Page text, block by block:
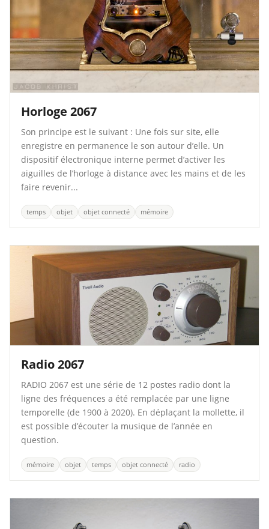
Horloge 2067
Son principe est le suivant : Une fois sur site, elle
enregistre en permanence le son autour d’elle. Un
dispositif électronique interne permet d’activer les
aiguilles de l’horloge à distance avec les mains et de les
faire revenir...
temps objet objet connecté mémoire
Radio 2067
RADIO 2067 est une série de 12 postes radio dont la
ligne des fréquences a été remplacée par une ligne
temporelle (de 1900 à 2020). En déplaçant la mollette, il
est possible d’écouter la musique de l’année en
question.
mémoire objet temps objet connecté radio